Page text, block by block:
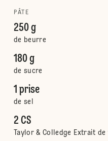
PÂTE
250 g
de beurre
180 g
de sucre
1 prise
de sel
2 CS
Taylor & Colledge Extrait